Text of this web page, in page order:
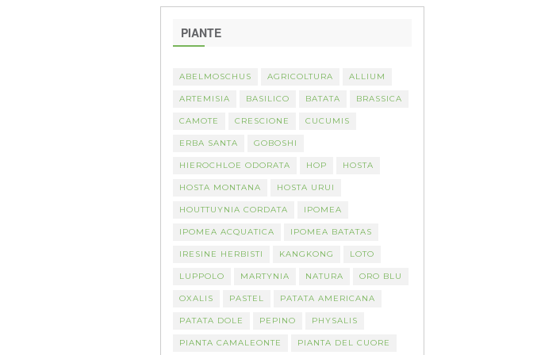
PIANTE
ABELMOSCHUS AGRICOLTURA ALLIUM
ARTEMISIA BASILICO BATATA BRASSICA
CAMOTE CRESCIONE CUCUMIS
ERBA SANTA GOBOSHI
HIEROCHLOE ODORATA HOP HOSTA
HOSTA MONTANA HOSTA URUI
HOUTTUYNIA CORDATA IPOMEA
IPOMEA ACQUATICA IPOMEA BATATAS
IRESINE HERBISTI KANGKONG LOTO
LUPPOLO MARTYNIA NATURA ORO BLU
OXALIS PASTEL PATATA AMERICANA
PATATA DOLE PEPINO PHYSALIS
PIANTA CAMALEONTE PIANTA DEL CUORE